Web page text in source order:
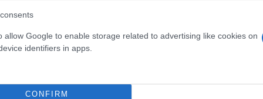
allow Google to enable storage related to advertising like cookies on
identifiers in apps.
CONFIRM
Flash.grστην αναζήτηση τηςGoogle